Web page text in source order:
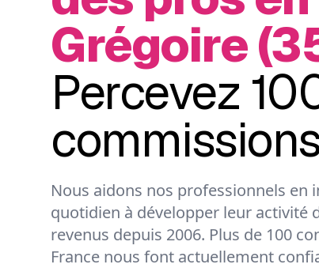
Grégoire
Percevez
Nous aidons nos professionnels en
quotidien à développer leur activité
revenus depuis 2006. Plus de 100
France nous font actuellement